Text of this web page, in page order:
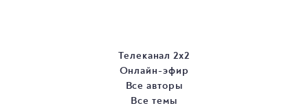
Телеканал 2х2
Онлайн-эфир
Все авторы
Все темы